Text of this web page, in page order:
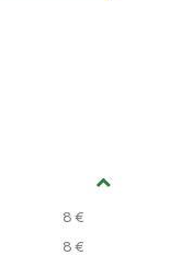
8 €
8 €